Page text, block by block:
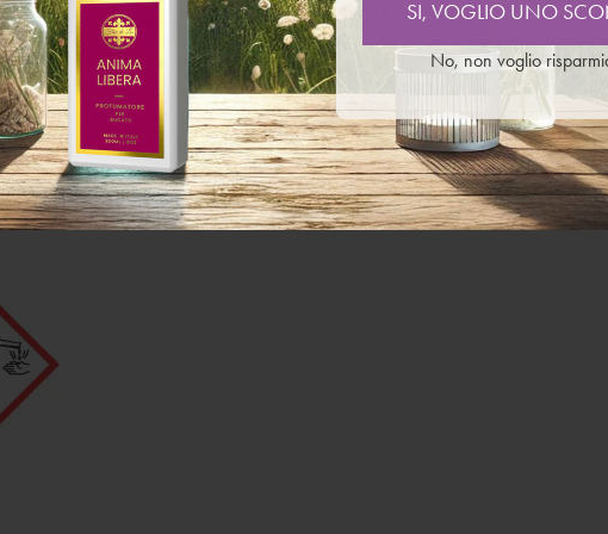
di contatto con la pelle: Lavare abbondantemente con acqua
cutanea o eruzione cutanea: Consultare un medico. Smaltire il
un sito di smaltimento autorizzato, conformemente alle
VOGLIO UNO SCONTO!
No, non voglio risparmiare
SI, VOGLIO UNO
No, non voglio